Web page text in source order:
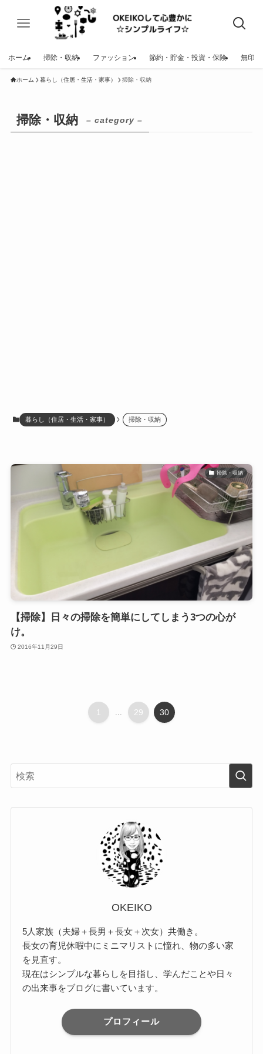
ホーム 掃除・収納 ファッション 節約・貯金・投資・保険 無印
ホーム 暮らし（住居・生活・家事） 掃除・収納
掃除・収納 – category –
暮らし（住居・生活・家事） 掃除・収納
掃除・収納
【掃除】日々の掃除を簡単にしてしまう3つの心が
け。
2016年11月29日
1 ... 29 30
OKEIKO
5人家族（夫婦＋長男＋長女＋次女）共働き。
長女の育児休暇中にミニマリストに憧れ、物の多い家
を見直す。
現在はシンプルな暮らしを目指し、学んだことや日々
の出来事をブログに書いています。
プロフィール